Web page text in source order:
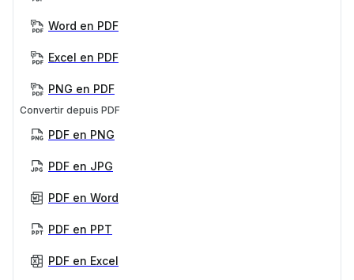
Word en PDF
Excel en PDF
PNG en PDF
Convertir depuis PDF
PDF en PNG
PDF en JPG
PDF en Word
PDF en PPT
PDF en Excel